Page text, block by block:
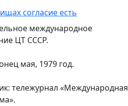
согласие есть
международное
ЦТ СССР.
мая, 1979 год.
тележурнал «Международная